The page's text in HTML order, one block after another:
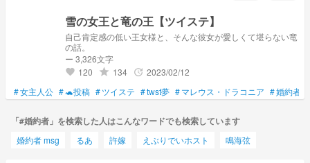
雪の女王と竜の王【ツイステ】
自己肯定感の低い王女様と、そんな彼女が愛しくて堪らない竜
の話。
ー 3,326文字
favorite 120 grade 134 update 2023/02/12
#女主人公 #🐢投稿 #ツイステ #twst夢 #マレウス・ドラコニア #婚約者
「#婚約者」を検索した人はこんなワードでも検索しています
婚約者 msg るあ 許嫁 えぶりでいホスト 鳴海弦